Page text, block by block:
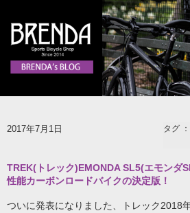
2017年7月1日 タグ ：
TREK(トレック)EMONDA SL5(エモンダ
性能カーボンロードバイクの決定版！
ついに発表になりました、トレック2018